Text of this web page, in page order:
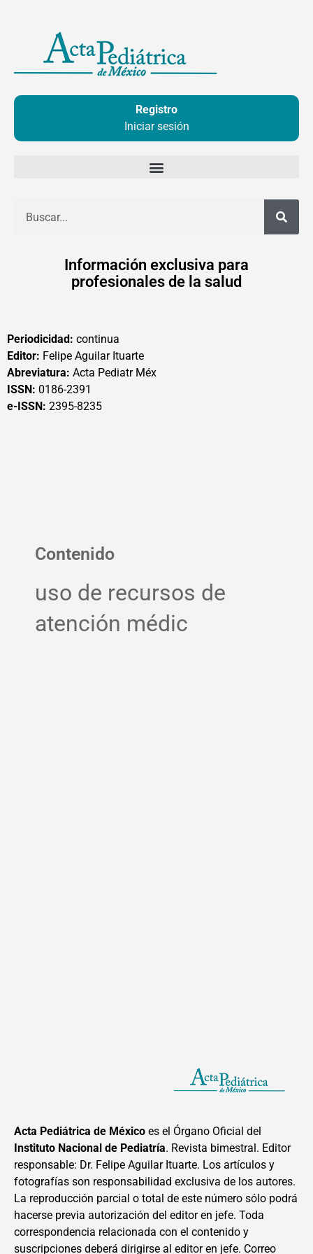
contenido
Registro
Iniciar sesión
Información exclusiva para
profesionales de la salud
Periodicidad: continua
Editor: Felipe Aguilar Ituarte
Abreviatura: Acta Pediatr Méx
ISSN: 0186-2391
e-ISSN: 2395-8235
Contenido
uso de recursos de
atención médic
Acta Pediátrica de México es el Órgano Oficial del
Instituto Nacional de Pediatría. Revista bimestral. Editor
responsable: Dr. Felipe Aguilar Ituarte. Los artículos y
fotografías son responsabilidad exclusiva de los autores.
La reproducción parcial o total de este número sólo podrá
hacerse previa autorización del editor en jefe. Toda
correspondencia relacionada con el contenido y
suscripciones deberá dirigirse al editor en jefe. Correo